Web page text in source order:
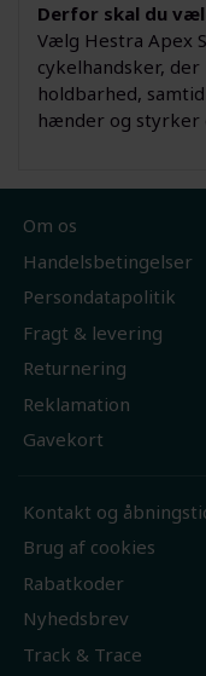
Derfor skal du
Vælg Hestra Apex
cykelhandsker,
holdbarhed,
hænder og styrker
Om os
Handelsbetingelser
Persondatapolitik
Fragt & levering
Returnering
Reklamation
Gavekort
Kontakt og
Brug af cookies
Rabatkoder
Nyhedsbrev
Track & Trace